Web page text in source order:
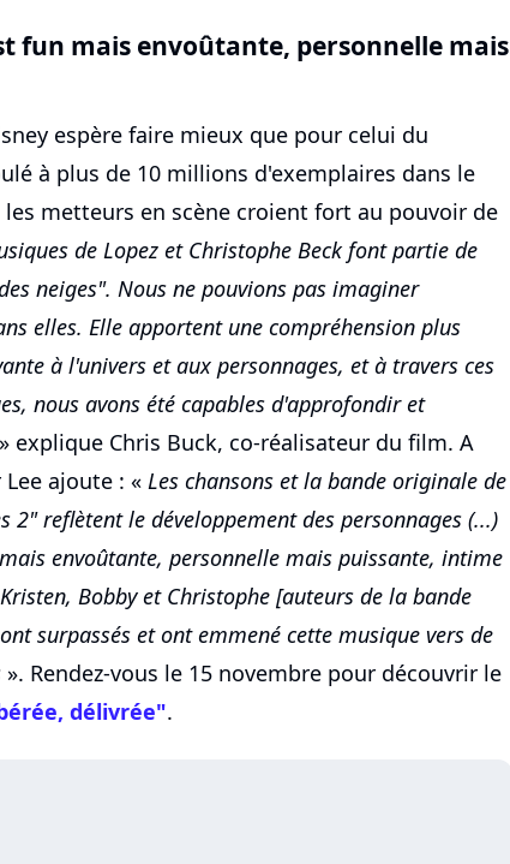
fun mais envoûtante, personnelle mais
espère faire mieux que pour celui du
à plus de 10 millions d'exemplaires dans le
metteurs en scène croient fort au pouvoir de
de Lopez et Christophe Beck font partie de
neiges". Nous ne pouvions pas imaginer
elles. Elle apportent une compréhension plus
à l'univers et aux personnages, et à travers ces
nous avons été capables d'approfondir et
» explique Chris Buck, co-réalisateur du film. A
ajoute : « Les chansons et la bande originale de
2" reflètent le développement des personnages (...)
envoûtante, personnelle mais puissante, intime
Bobby et Christophe [auteurs de la bande
surpassés et ont emmené cette musique vers de
». Rendez-vous le 15 novembre pour découvrir le
délivrée".